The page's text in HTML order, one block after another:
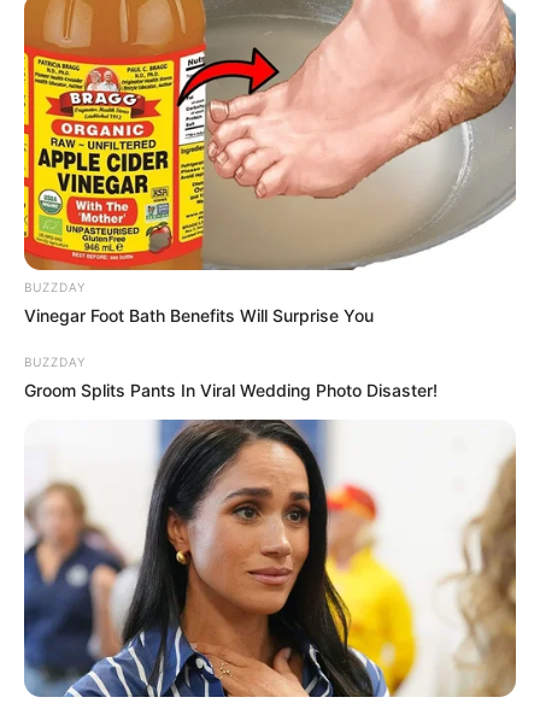
Anti Mainstream, 10 Cara
Membawa Barang Belanjaan
Versi Warga Thailand
Langka Banget! 10 Pose Lucu
Katak yang Bikin Ketawa
Gemes
BUZZDAY
Vinegar Foot Bath Benefits Will Surprise You
BUZZDAY
Groom Splits Pants In Viral Wedding Photo Disaster!